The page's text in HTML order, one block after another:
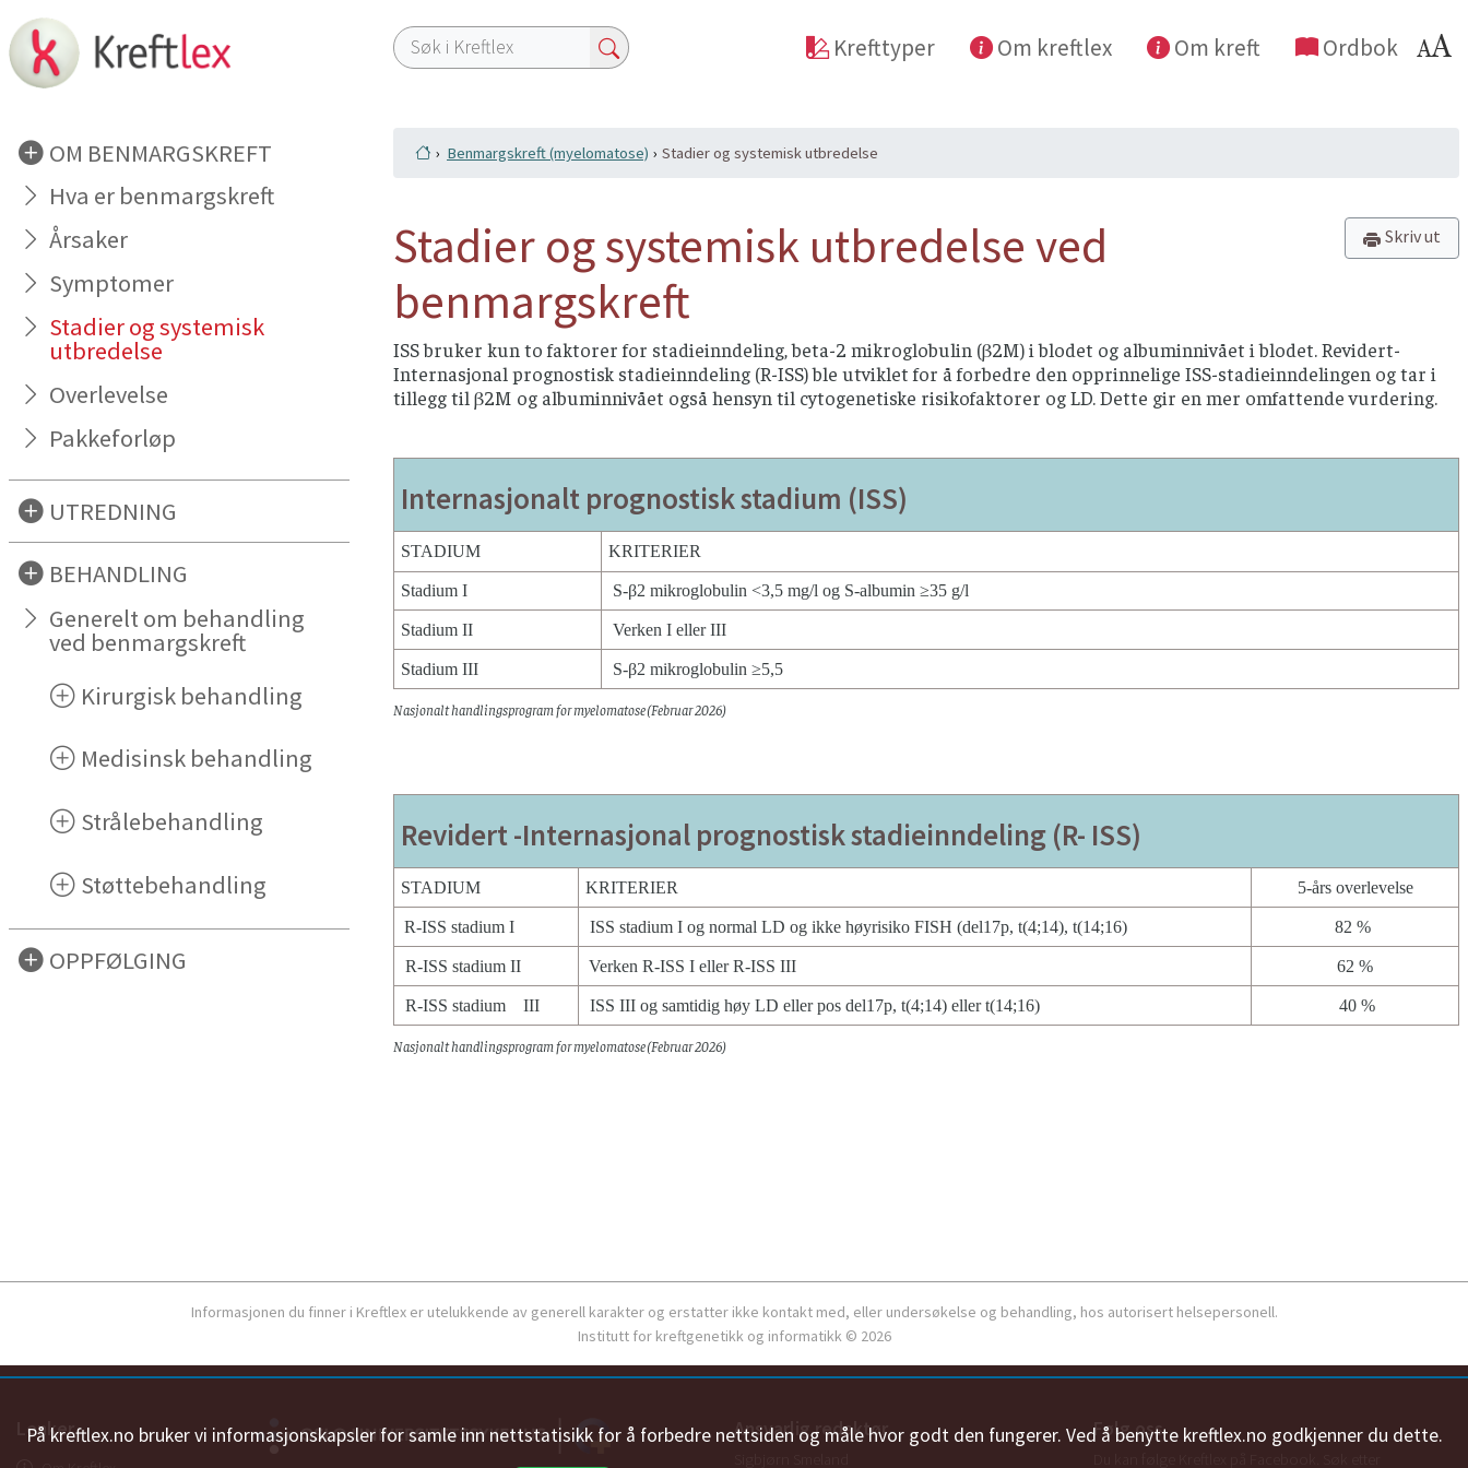
OM BENMARGSKREFT
Hva er benmargskreft
Årsaker
Symptomer
Stadier og systemisk
utbredelse
Overlevelse
Pakkeforløp
UTREDNING
BEHANDLING
Generelt om behandling
ved benmargskreft
Kirurgisk behandling
Medisinsk behandling
Strålebehandling
Støttebehandling
OPPFØLGING
Krefttyper Om kreftlex Om kreft Ordbok
På kreftlex.no bruker vi informasjonskapsler for samle inn nettstatisikk for å forbedre nettsiden og måle hvor godt den fungerer. Ved å benytte kreftlex.no godkjenner du dette.
Benmargskreft (myelomatose) Stadier og systemisk utbredelse
Skriv ut
Stadier og systemisk utbredelse ved
benmargskreft
ISS bruker kun to faktorer for stadieinndeling, beta-2 mikroglobulin (β2M) i blodet og albuminnivået i blodet. Revidert-
Internasjonal prognostisk stadieinndeling (R-ISS) ble utviklet for å forbedre den opprinnelige ISS-stadieinndelingen og tar i
tillegg til β2M og albuminnivået også hensyn til cytogenetiske risikofaktorer og LD. Dette gir en mer omfattende vurdering.
Internasjonalt prognostisk stadium (ISS)
STADIUM KRITERIER
Stadium I S-β2 mikroglobulin <3,5 mg/l og S-albumin ≥35 g/l
Stadium II Verken I eller III
Stadium III S-β2 mikroglobulin ≥5,5
Nasjonalt handlingsprogram for myelomatose (Februar 2026)
Revidert -Internasjonal prognostisk stadieinndeling (R- ISS)
STADIUM KRITERIER 5-års overlevelse
R-ISS stadium I ISS stadium I og normal LD og ikke høyrisiko FISH (del17p, t(4;14), t(14;16) 82 %
R-ISS stadium II Verken R-ISS I eller R-ISS III 62 %
R-ISS stadium III ISS III og samtidig høy LD eller pos del17p, t(4;14) eller t(14;16) 40 %
Nasjonalt handlingsprogram for myelomatose(Februar 2026)
Informasjonen du finner i Kreftlex er utelukkende av generell karakter og erstatter ikke kontakt med, eller undersøkelse og behandling, hos autorisert helsepersonell.
Institutt for kreftgenetikk og informatikk © 2026
Lenker Ansvarlig redaktør Følg oss